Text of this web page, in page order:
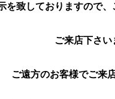
を致しておりますので、
ご来店下さい
ご遠方のお客様でご来